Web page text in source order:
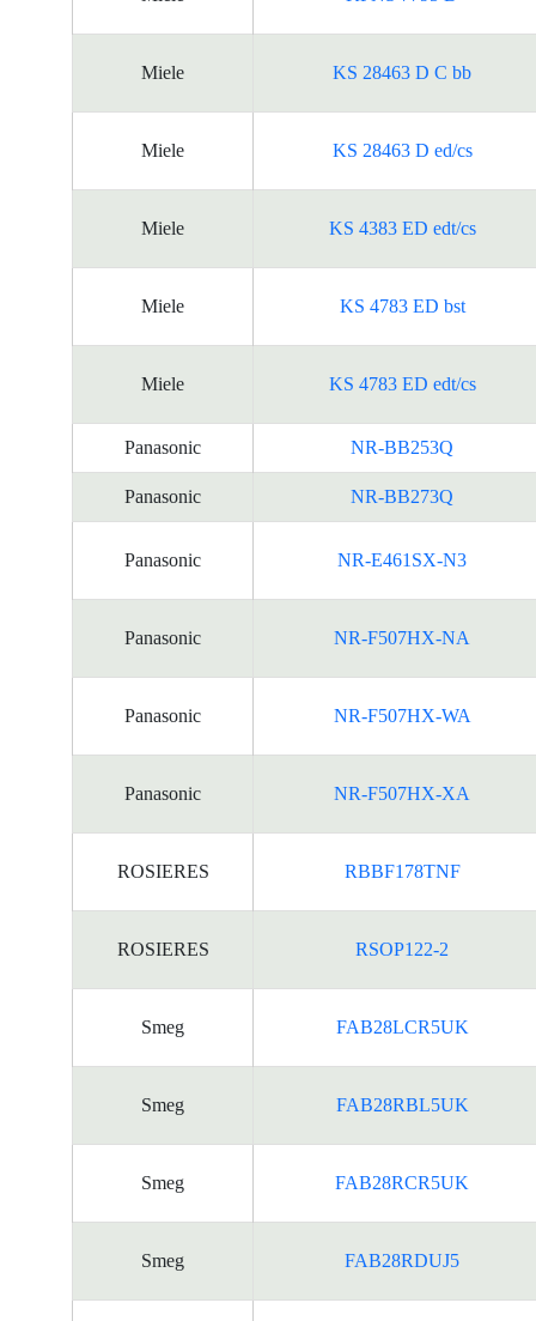
Miele KS 28463 D C bb
Miele KS 28463 D ed/cs
Miele KS 4383 ED edt/cs
Miele KS 4783 ED bst
Miele KS 4783 ED edt/cs
Panasonic NR-BB253Q
Panasonic NR-BB273Q
Panasonic NR-E461SX-N3
Panasonic NR-F507HX-NA
Panasonic NR-F507HX-WA
Panasonic NR-F507HX-XA
ROSIERES RBBF178TNF
ROSIERES RSOP122-2
Smeg FAB28LCR5UK
Smeg FAB28RBL5UK
Smeg FAB28RCR5UK
Smeg FAB28RDUJ5